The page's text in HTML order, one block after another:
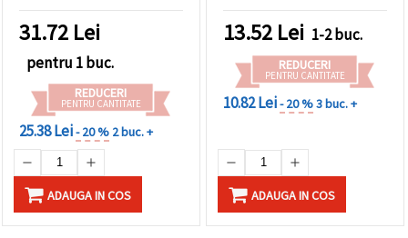
recipiente cilindrice
(fiecare 3x7.8 cm, 5
compartimente) –
perfectă pentru mărgele,
accesorii pentru bijuterii
și materiale DIY/craft
31.72 Lei
pentru 1 buc.
REDUCERI
PENTRU CANTITATE
25.38 Lei- 20 % 2 buc. +
ADAUGA IN COS
13.52 Lei 1-2 buc.
REDUCERI
PENTRU CANTITATE
10.82 Lei- 20 %3 buc. +
ADAUGA IN COS